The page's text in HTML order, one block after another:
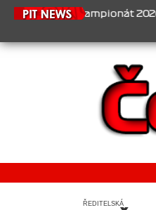
Šampionát 2026/1 je
ŘEDITELSKÁ